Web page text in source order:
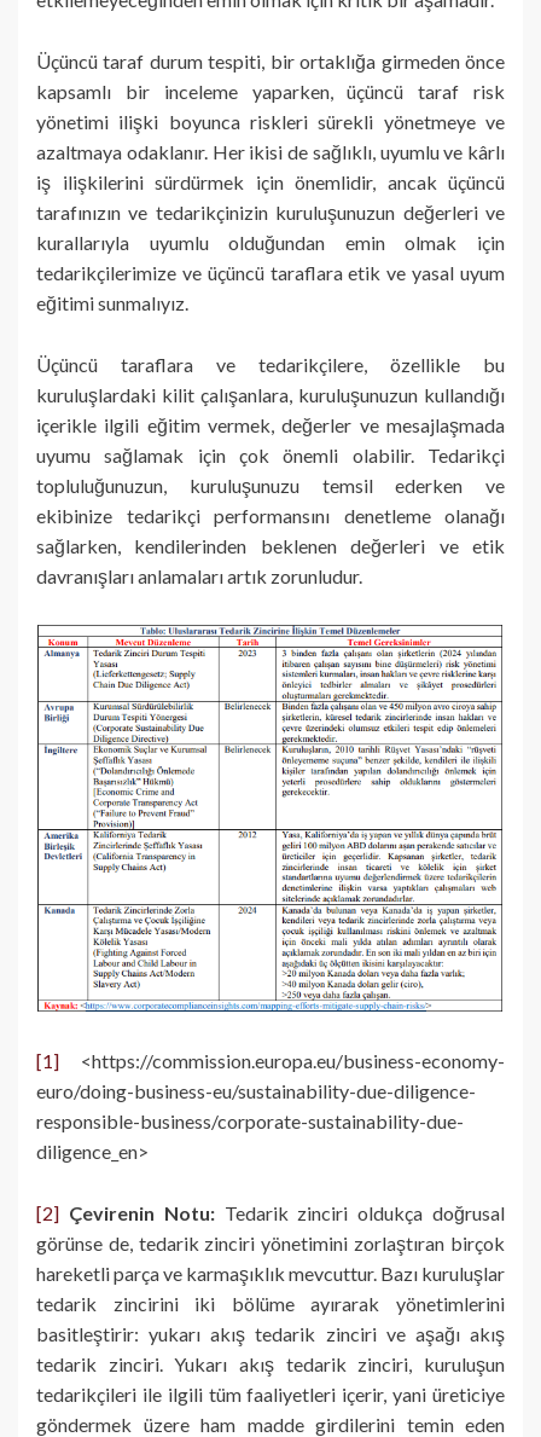
Üçüncü taraf durum tespiti, bir ortaklığa girmeden önce
kapsamlı bir inceleme yaparken, üçüncü taraf risk
yönetimi ilişki boyunca riskleri sürekli yönetmeye ve
azaltmaya odaklanır. Her ikisi de sağlıklı, uyumlu ve kârlı
iş ilişkilerini sürdürmek için önemlidir, ancak üçüncü
tarafınızın ve tedarikçinizin kuruluşunuzun değerleri ve
kurallarıyla uyumlu olduğundan emin olmak için
tedarikçilerimize ve üçüncü taraflara etik ve yasal uyum
eğitimi sunmalıyız.
Üçüncü taraflara ve tedarikçilere, özellikle bu
kuruluşlardaki kilit çalışanlara, kuruluşunuzun kullandığı
içerikle ilgili eğitim vermek, değerler ve mesajlaşmada
uyumu sağlamak için çok önemli olabilir. Tedarikçi
topluluğunuzun, kuruluşunuzu temsil ederken ve
ekibinize tedarikçi performansını denetleme olanağı
sağlarken, kendilerinden beklenen değerleri ve etik
davranışları anlamaları artık zorunludur.
[1] <https://commission.europa.eu/business-economy-
euro/doing-business-eu/sustainability-due-diligence-
responsible-business/corporate-sustainability-due-
diligence_en>
[2] Çevirenin Notu:Tedarik zinciri oldukça doğrusal
görünse de, tedarik zinciri yönetimini zorlaştıran birçok
hareketli parça ve karmaşıklık mevcuttur. Bazı kuruluşlar
tedarik zincirini iki bölüme ayırarak yönetimlerini
basitleştirir: yukarı akış tedarik zinciri ve aşağı akış
tedarik zinciri. Yukarı akış tedarik zinciri, kuruluşun
tedarikçileri ile ilgili tüm faaliyetleri içerir, yani üreticiye
göndermek üzere ham madde girdilerini temin eden